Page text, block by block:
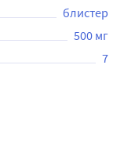
блистер
500 мг
7